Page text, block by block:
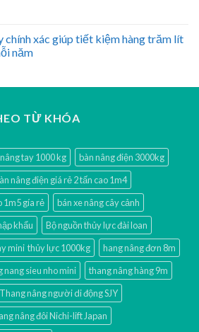
chính xác giúp tiết kiệm hàng trăm lít
năm
TỪ KHÓA
tay 1000 kg
bàn nâng điện 3000kg
nâng điện giá rẻ 2 tấn cao 1m4
1m5 gía rẻ
bán xe nâng cây cảnh
khẩu
Bộ nguồn thủy lực đài loan
mini thủy lực 1000kg
hang nâng đơn 8m
nang sieu nho mini
thang nâng hàng 9m
Thang nâng người di động SJY
nâng đôi Nichi-lift Japan